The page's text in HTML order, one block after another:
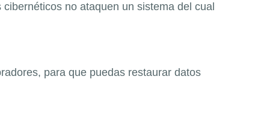
no ataquen un sistema del cual
para que puedas restaurar datos